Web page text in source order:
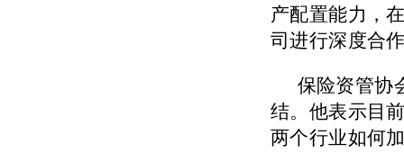
产配置能力，
司进行深度合
保险资管协
结。他表示目
两个行业如何